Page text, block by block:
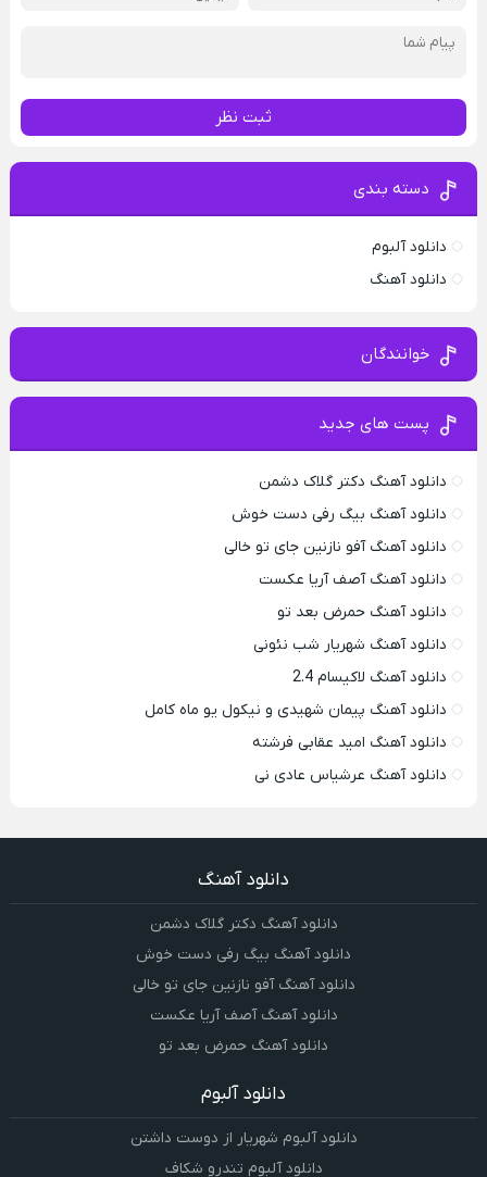
ثبت نظر
دسته بندی
دانلود آلبوم
دانلود آهنگ
خوانندگان
پست های جدید
دانلود آهنگ دکتر گلاک دشمن
دانلود آهنگ بیگ رفی دست خوش
دانلود آهنگ آفو نازنین جای تو خالی
دانلود آهنگ آصف آریا عکست
دانلود آهنگ حمرض بعد تو
دانلود آهنگ شهریار شب نئونی
دانلود آهنگ لاکیسام 2.4
دانلود آهنگ پیمان شهیدی و نیکول یو ماه کامل
دانلود آهنگ امید عقابی فرشته
دانلود آهنگ عرشیاس عادی نی
دانلود آهنگ
دانلود آهنگ دکتر گلاک دشمن
دانلود آهنگ بیگ رفی دست خوش
دانلود آهنگ آفو نازنین جای تو خالی
دانلود آهنگ آصف آریا عکست
دانلود آهنگ حمرض بعد تو
دانلود آلبوم
دانلود آلبوم شهریار از دوست داشتن
دانلود آلبوم تندرو شکاف